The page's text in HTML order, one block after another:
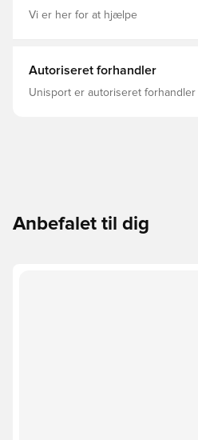
Vi er her for at hjælpe
Autoriseret forhandler
Unisport er autoriseret
Anbefalet til dig